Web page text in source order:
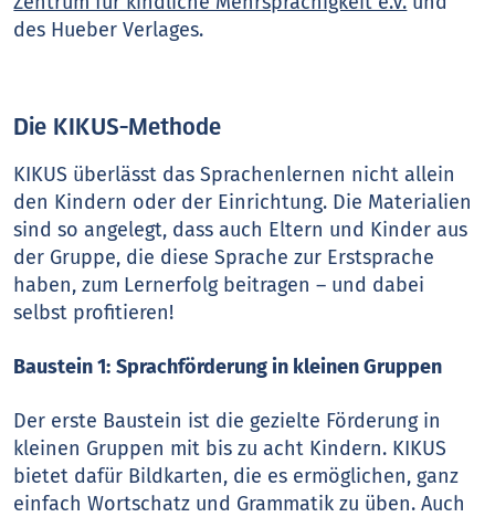
des Hueber Verlages.
Die KIKUS-Methode
KIKUS überlässt das Sprachenlernen nicht allein
den Kindern oder der Einrichtung. Die Materialien
sind so angelegt, dass auch Eltern und Kinder aus
der Gruppe, die diese Sprache zur Erstsprache
haben, zum Lernerfolg beitragen – und dabei
selbst profitieren!
Baustein 1: Sprachförderung in kleinen Gruppen
Der erste Baustein ist die gezielte Förderung in
kleinen Gruppen mit bis zu acht Kindern. KIKUS
bietet dafür Bildkarten, die es ermöglichen, ganz
einfach Wortschatz und Grammatik zu üben. Auch